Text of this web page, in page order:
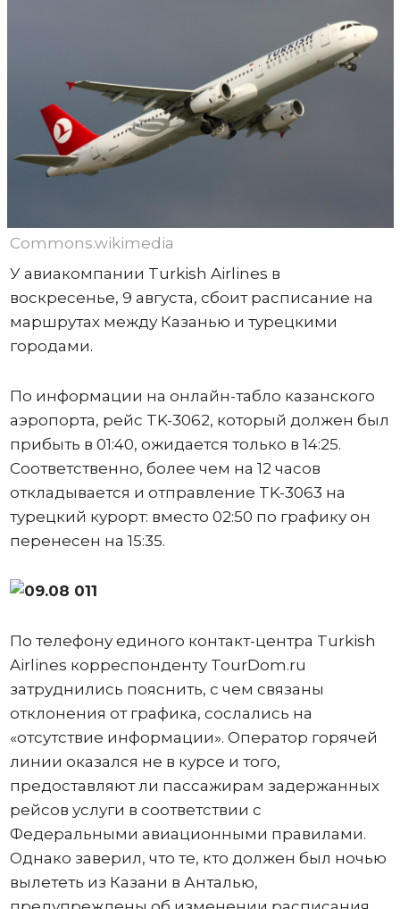
Commons.wikimedia
У авиакомпании Turkish Airlines в
воскресенье, 9 августа, сбоит расписание на
маршрутах между Казанью и турецкими
городами.
По информации на онлайн-табло казанского
аэропорта, рейс TK-3062, который должен был
прибыть в 01:40, ожидается только в 14:25.
Соответственно, более чем на 12 часов
откладывается и отправление TK-3063 на
турецкий курорт: вместо 02:50 по графику он
перенесен на 15:35.
По телефону единого контакт-центра Turkish
Airlines корреспонденту TourDom.ru
затруднились пояснить, с чем связаны
отклонения от графика, сослались на
«отсутствие информации». Оператор горячей
линии оказался не в курсе и того,
предоставляют ли пассажирам задержанных
рейсов услуги в соответствии с
Федеральными авиационными правилами.
Однако заверил, что те, кто должен был ночью
вылететь из Казани в Анталью,